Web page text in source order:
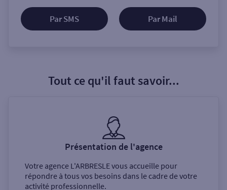
Par SMS Par Mail
Tout ce qu'il faut savoir...
Présentation de l'agence
Votre agence L'ARBRESLEvous accueille pour
répondre à tous vos besoins dans le cadre de votre
activité professionnelle.